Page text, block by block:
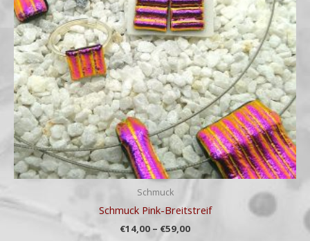
Schmuck
Schmuck Pink-Breitstreif
€14,00 – €59,00